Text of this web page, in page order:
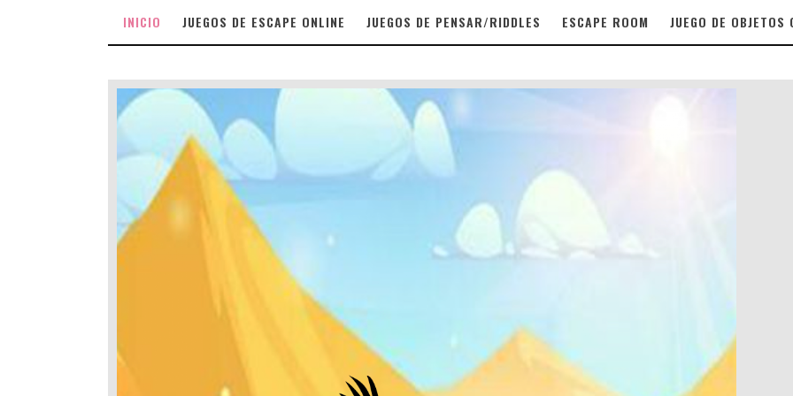
INICIO JUEGOS DE ESCAPE ONLINE JUEGOS DE PENSAR/RIDDLES ESCAPE ROOM JUEGO DE OBJETOS